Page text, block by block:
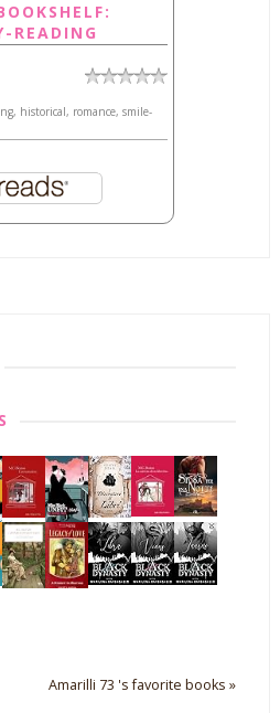
READING
historical, romance, smile-
Amarilli 73 's favorite books »